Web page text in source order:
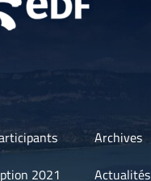
Archives
2021 Actualités